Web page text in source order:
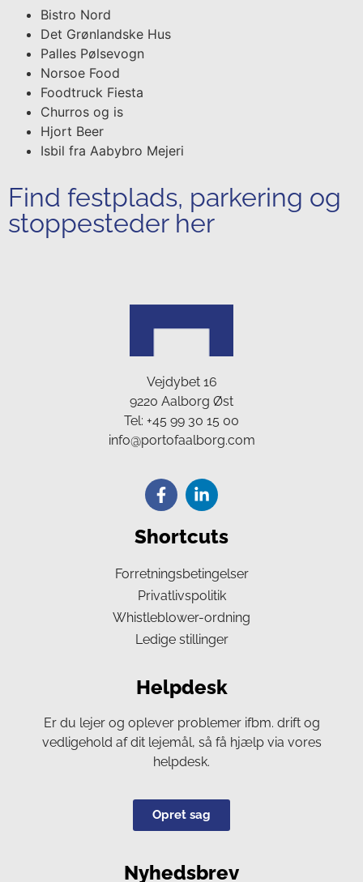
Bistro Nord
Det Grønlandske Hus
Palles Pølsevogn
Norsoe Food
Foodtruck Fiesta
Churros og is
Hjort Beer
Isbil fra Aabybro Mejeri
Find festplads, parkering og
stoppesteder her
Vejdybet 16
9220 Aalborg Øst
Tel: +45 99 30 15 00
info@portofaalborg.com
Shortcuts
Forretningsbetingelser
Privatlivspolitik
Whistleblower-ordning
Ledige stillinger
Helpdesk
Er du lejer og oplever problemer ifbm. drift og
vedligehold af dit lejemål, så få hjælp via vores
helpdesk.
Opret sag
Nyhedsbrev